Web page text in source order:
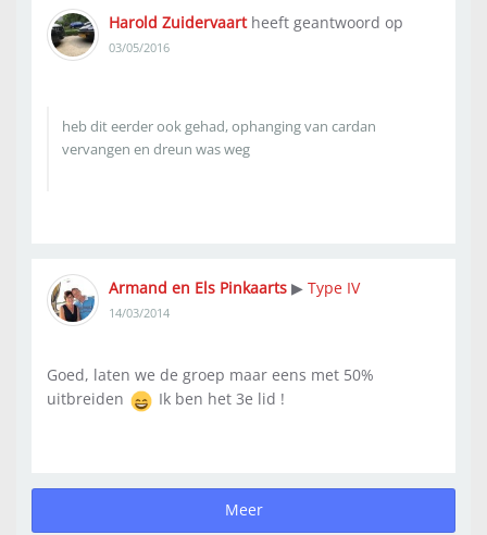
Harold Zuidervaartheeft geantwoord op
03/05/2016
heb dit eerder ook gehad, ophanging van cardan
vervangen en dreun was weg
Armand en Els Pinkaarts ▶ Type IV
14/03/2014
Goed, laten we de groep maar eens met 50%
uitbreiden
Ik ben het 3e lid !
Meer